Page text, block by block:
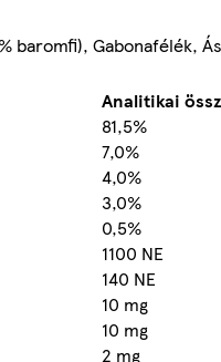
baromfi), Gabonafélék,
Analitikai
81,5%
7,0%
4,0%
3,0%
0,5%
1100 NE
140 NE
10 mg
10 mg
2 mg